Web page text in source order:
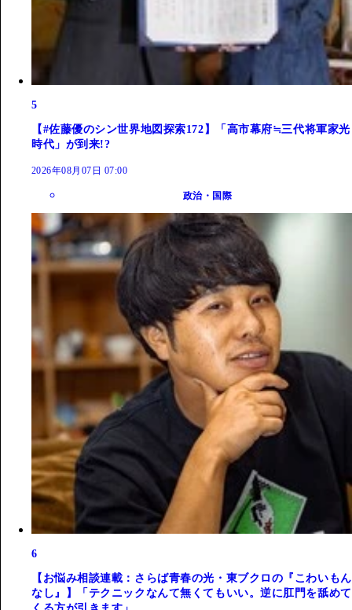
5
【#佐藤優のシン世界地図探索172】「高市幕府≒三代将軍家光
時代」が到来!?
2026年08月07日 07:00
政治・国際
6
【お悩み相談連載：さらば青春の光・東ブクロの『こわいもん
なし』】「テクニックなんて無くてもいい。逆に肛門を舐めて